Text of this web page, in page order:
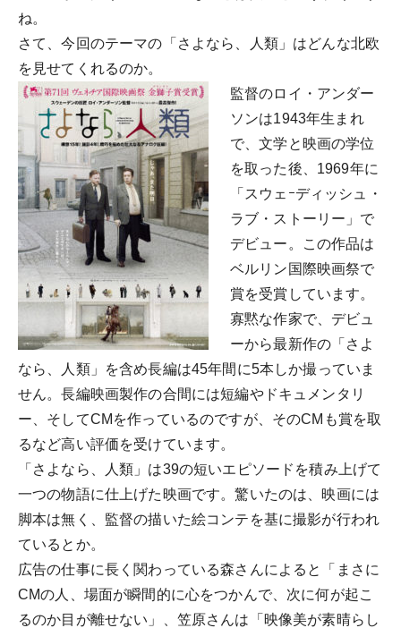
ね。
さて、今回のテーマの「さよなら、人類」はどんな北欧
を見せてくれるのか。
監督のロイ・アンダー
ソンは1943年生まれ
で、文学と映画の学位
を取った後、1969年に
「スウェｰディッシュ・
ラブ・ストーリー」で
デビュー。この作品は
ベルリン国際映画祭で
賞を受賞しています。
寡黙な作家で、デビュ
ーから最新作の「さよ
なら、人類」を含め長編は45年間に5本しか撮っていま
せん。長編映画製作の合間には短編やドキュメンタリ
ー、そしてCMを作っているのですが、そのCMも賞を取
るなど高い評価を受けています。
「さよなら、人類」は39の短いエピソードを積み上げて
一つの物語に仕上げた映画です。驚いたのは、映画には
脚本は無く、監督の描いた絵コンテを基に撮影が行われ
ているとか。
広告の仕事に長く関わっている森さんによると「まさに
CMの人、場面が瞬間的に心をつかんで、次に何が起こ
るのか目が離せない」、笠原さんは「映像美が素晴らし